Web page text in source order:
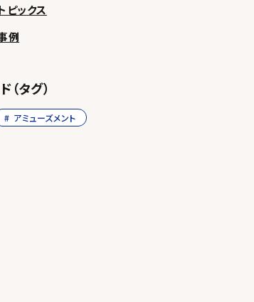
ピックス
例
タグ）
アミューズメント